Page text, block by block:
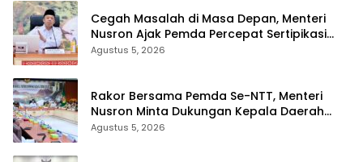
Cegah Masalah di Masa Depan, Menteri
Nusron Ajak Pemda Percepat Sertipikasi
Tanah Rumah Ibadah di NTT
Agustus 5, 2026
Rakor Bersama Pemda Se-NTT, Menteri
Nusron Minta Dukungan Kepala Daerah
Wujudkan Transformasi Layanan
Agustus 5, 2026